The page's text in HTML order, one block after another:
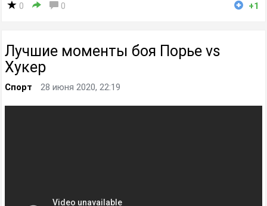
0 0 +1
Лучшие моменты боя Порье vs
Хукер
Спорт 28 июня 2020, 22:19